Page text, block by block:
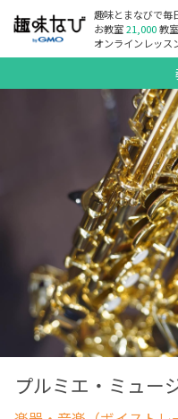
趣味とまなびで毎
お教室21,000教室
オンラインレッ
プルミエ・ミュ